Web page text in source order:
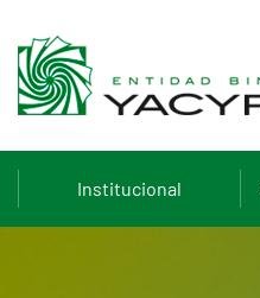
Institucional